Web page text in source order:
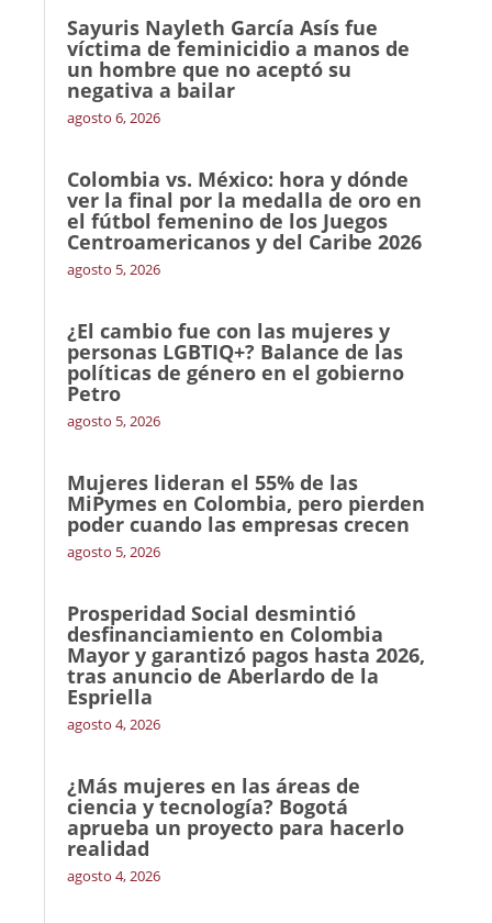
Sayuris Nayleth García Asís fue
víctima de feminicidio a manos de
un hombre que no aceptó su
negativa a bailar
agosto 6, 2026
Colombia vs. México: hora y dónde
ver la final por la medalla de oro en
el fútbol femenino de los Juegos
Centroamericanos y del Caribe 2026
agosto 5, 2026
¿El cambio fue con las mujeres y
personas LGBTIQ+? Balance de las
políticas de género en el gobierno
Petro
agosto 5, 2026
Mujeres lideran el 55% de las
MiPymes en Colombia, pero pierden
poder cuando las empresas crecen
agosto 5, 2026
Prosperidad Social desmintió
desfinanciamiento en Colombia
Mayor y garantizó pagos hasta 2026,
tras anuncio de Aberlardo de la
Espriella
agosto 4, 2026
¿Más mujeres en las áreas de
ciencia y tecnología? Bogotá
aprueba un proyecto para hacerlo
realidad
agosto 4, 2026